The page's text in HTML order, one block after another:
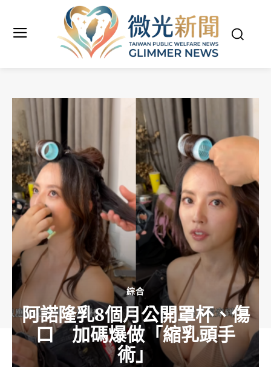
綜合
阿諾隆乳8個月公開罩杯、傷
口 加碼爆做「縮乳頭手
術」